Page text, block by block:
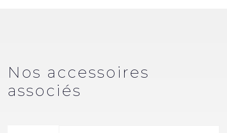
Nos accessoires
associés